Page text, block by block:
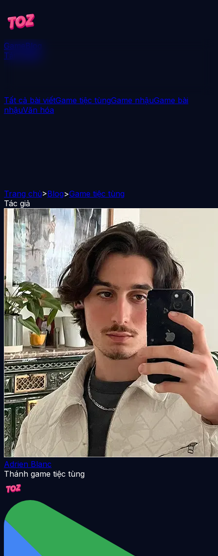
GameBlog
Tải xuống
Tất cả bài viếtGame tiệc tùngGame nhậuGame bài
nhậuVăn hóa
Trang chủ>Blog>Game tiệc tùng
Tác giả
Adrien Blanc
Thánh game tiệc tùng